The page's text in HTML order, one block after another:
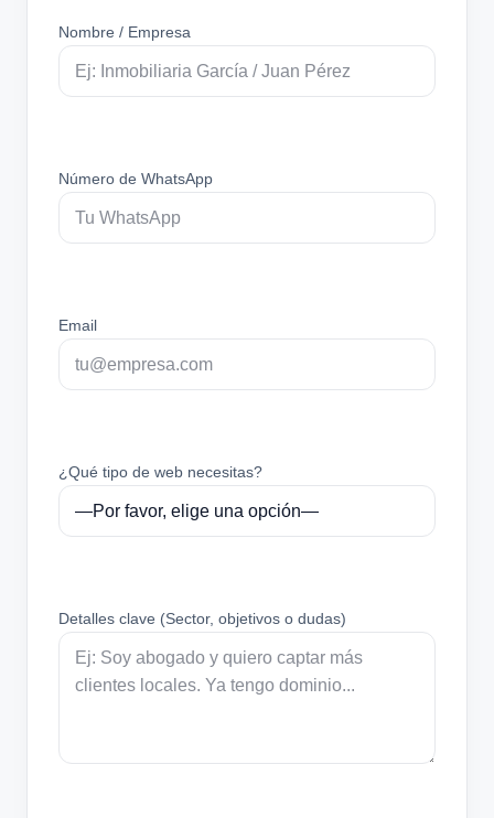
Nombre / Empresa
Número de WhatsApp
Email
¿Qué tipo de web necesitas?
Detalles clave (Sector, objetivos o dudas)